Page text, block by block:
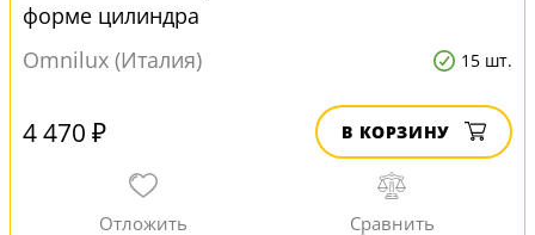
форме цилиндра
Omnilux (Италия)
15 шт.
4 470 ₽ В КОРЗИНУ